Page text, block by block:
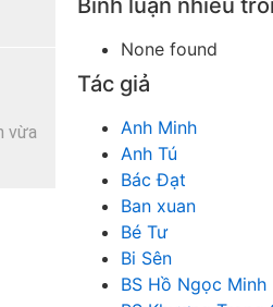
vừa
Bình luận nhiều
None found
Tác giả
Anh Minh
Anh Tú
Bác Đạt
Ban xuan
Bé Tư
Bi Sên
BS Hồ Ngọc Minh